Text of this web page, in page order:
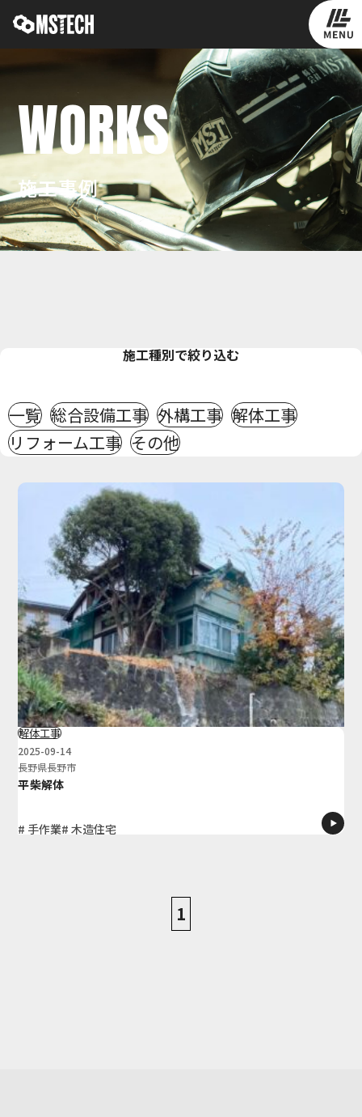
WORKS
施工事例
施工種別で絞り込む
一覧 総合設備工事 外構工事 解体工事
リフォーム工事 その他
解体工事
2025-09-14
長野県長野市
平柴解体
# 手作業# 木造住宅
1